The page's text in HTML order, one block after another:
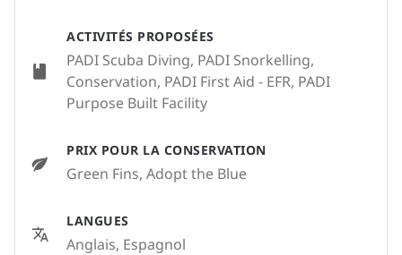
ACTIVITÉS PROPOSÉES
PADI Scuba Diving, PADI Snorkelling,
Conservation, PADI First Aid - EFR, PADI
Purpose Built Facility
PRIX POUR LA CONSERVATION
Green Fins, Adopt the Blue
LANGUES
Anglais, Espagnol